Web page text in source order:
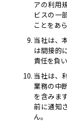
アの利用
ビスの一
ことをあ
当社は、
は間接的
責任を負
当社は、
業務の中
を含みま
前に通知
ん。